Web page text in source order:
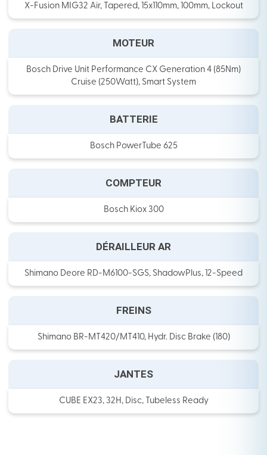
X-Fusion MIG32 Air, Tapered, 15x110mm, 100mm, Lockout
MOTEUR
Bosch Drive Unit Performance CX Generation 4 (85Nm)
Cruise (250Watt), Smart System
BATTERIE
Bosch PowerTube 625
COMPTEUR
Bosch Kiox 300
DÉRAILLEUR AR
Shimano Deore RD-M6100-SGS, ShadowPlus, 12-Speed
FREINS
Shimano BR-MT420/MT410, Hydr. Disc Brake (180)
JANTES
CUBE EX23, 32H, Disc, Tubeless Ready